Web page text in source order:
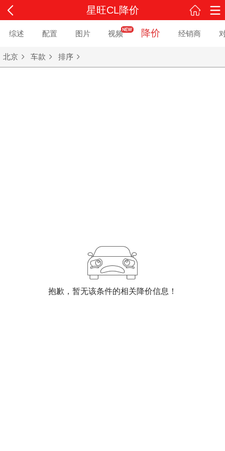
星旺CL降价
综述 配置 图片 视频 降价 经销商
北京 车款 排序
抱歉，暂无该条件的相关降价信息！